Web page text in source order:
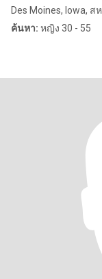
Des Moines, Iowa, ส
ค้นหา: หญิง 30 - 55